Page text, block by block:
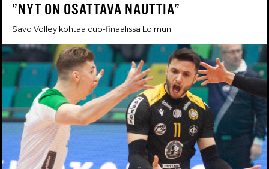
”NYT ON OSATTAVA NAUTTIA”
Savo Volley kohtaa cup-finaalissa Loimun.